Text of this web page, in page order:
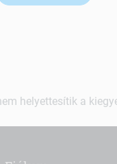
helyettesítik a